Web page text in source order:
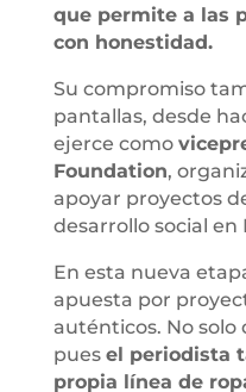
que permite a las
con honestidad.
Su compromiso
pantallas, desde
ejerce como
Foundation,
apoyar proyectos
desarrollo social
En esta nueva
apuesta por
auténticos. No solo
pues el periodista
propia línea de